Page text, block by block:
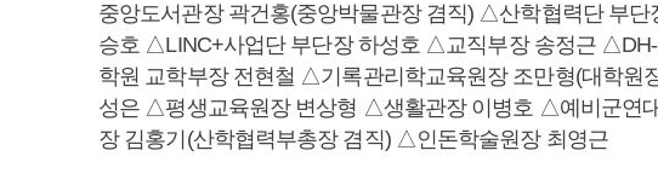
중앙도서관장 곽건홍(중앙박물관장 겸직) △산학협력단 부단
승호 △LINC+사업단 부단장 하성호 △교직부장 송정근
학원 교학부장 전현철 △기록관리학교육원장 조만형(대학원
성은 △평생교육원장 변상형 △생활관장 이병호 △예비군연
장 김홍기(산학협력부총장 겸직) △인돈학술원장 최영근